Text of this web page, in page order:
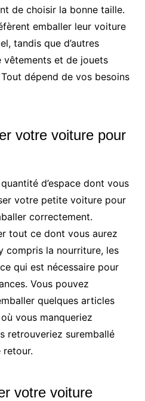
de choisir la bonne taille.
emballer leur voiture
tandis que d’autres
et de jouets
Tout dépend de vos besoins
votre voiture pour
d’espace dont vous
votre petite voiture pour
correctement.
tout ce dont vous aurez
compris la nourriture, les
qui est nécessaire pour
Vous pouvez
quelques articles
vous manqueriez
retrouveriez suremballé
votre voiture